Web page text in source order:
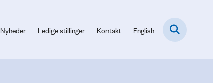
Nyheder Ledige stillinger Kontakt English